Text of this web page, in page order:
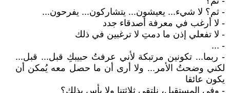
- ثم؟ لا شيء... يعيشون... يتشاركون... يفرحون...
- لا أرغب في معرفة أصدقاء جدد
- لا تفعلي إذن ما دمتِ لا ترغبين في ذلك
- ...
- ربما... تكونين مرتبكة لأني عرفتُ حبيبكِ قبل... قبل...
لكني وضحتُ الأمر... ولا أرى أن ما حصل معه يُمكن أن
يكون عائقا
- وفي المستقبل، نلتقي ثلاثتنا ولا بأس بذلك؟